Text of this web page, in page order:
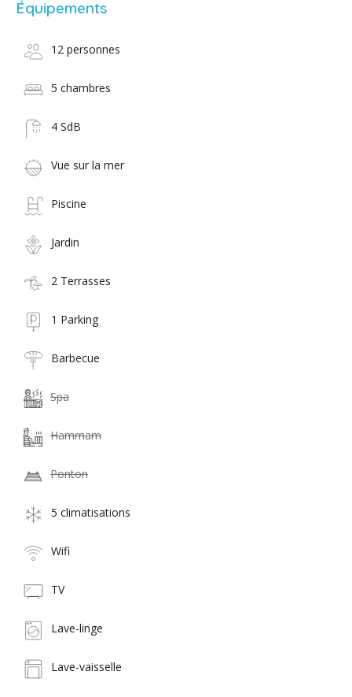
Équipements
12 personnes
5 chambres
4 SdB
Vue sur la mer
Piscine
Jardin
2 Terrasses
1 Parking
Barbecue
Spa
Hammam
Ponton
5 climatisations
Wifi
TV
Lave-linge
Lave-vaisselle